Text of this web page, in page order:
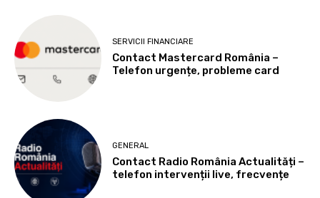
SERVICII FINANCIARE
Contact Mastercard România –
Telefon urgențe, probleme card
GENERAL
Contact Radio România Actualități –
telefon intervenții live, frecvențe